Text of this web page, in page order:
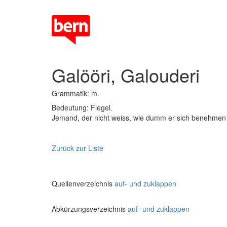
Galööri, Galouderi
Grammatik: m.
Bedeutung: Flegel.
Jemand, der nicht weiss, wie dumm er sich
Zurück zur Liste
Quellenverzeichnis auf- und zuklappen
Abkürzungsverzeichnis auf- und zuklappen